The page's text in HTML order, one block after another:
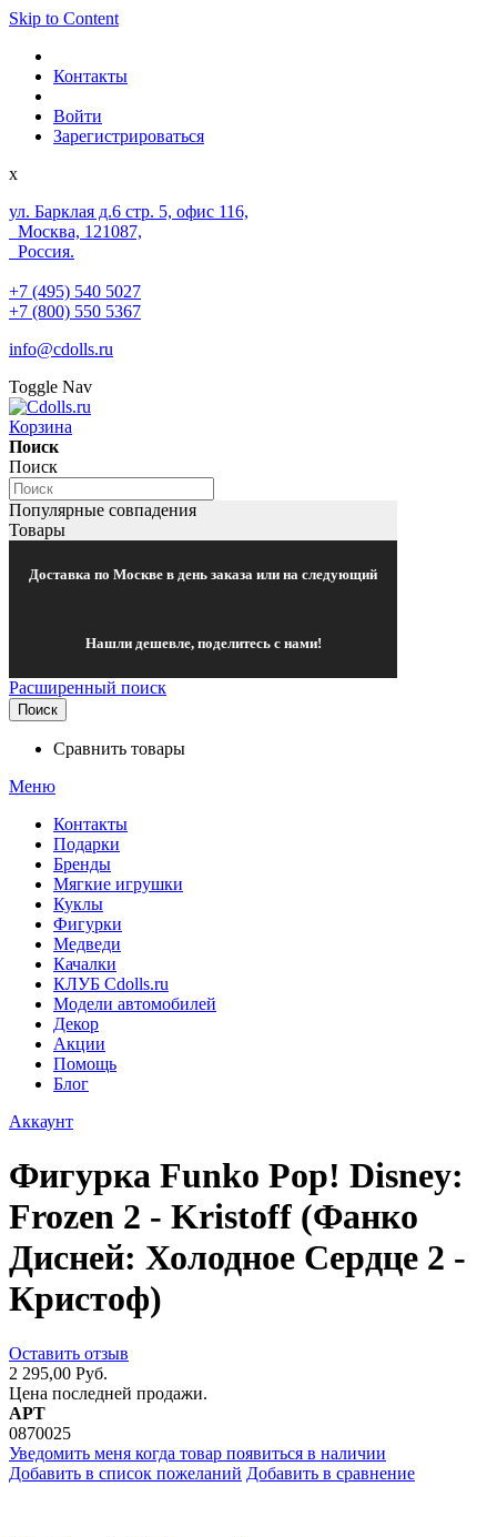
Skip to Content
Контакты
Войти
Зарегистрироваться
x
ул. Барклая д.6 стр. 5, офис 116,
Москва, 121087,
Россия.
+7 (495) 540 5027
+7 (800) 550 5367
info@cdolls.ru
Toggle Nav
Корзина
Поиск
Поиск
Популярные совпадения
Товары
Доставка по Москве в день заказа или на следующий
Нашли дешевле, поделитесь с нами!
Расширенный поиск
Поиск
Сравнить товары
Меню
Контакты
Подарки
Бренды
Мягкие игрушки
Куклы
Фигурки
Медведи
Качалки
КЛУБ Cdolls.ru
Модели автомобилей
Декор
Акции
Помощь
Блог
Аккаунт
Фигурка Funko Pop! Disney:
Frozen 2 - Kristoff (Фанко
Дисней: Холодное Сердце 2 -
Кристоф)
Оставить отзыв
2 295,00 Руб.
Цена последней продажи.
АРТ
0870025
Уведомить меня когда товар появиться в наличии
Добавить в список пожеланий Добавить в сравнение